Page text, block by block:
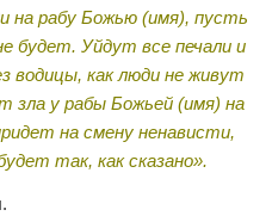
на рабу Божью (имя), пусть
будет. Уйдут все печали и
водицы, как люди не живут
зла у рабы Божьей (имя) на
на смену ненависти,
так, как сказано».